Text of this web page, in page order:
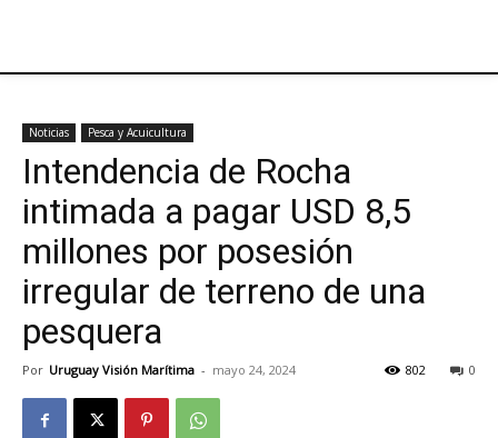
Noticias Pesca y Acuicultura
Intendencia de Rocha
intimada a pagar USD 8,5
millones por posesión
irregular de terreno de una
pesquera
Por Uruguay Visión Marítima - mayo 24, 2024 0
802